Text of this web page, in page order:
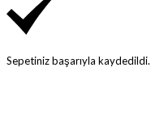
Sepetiniz başarıyla kaydedildi.